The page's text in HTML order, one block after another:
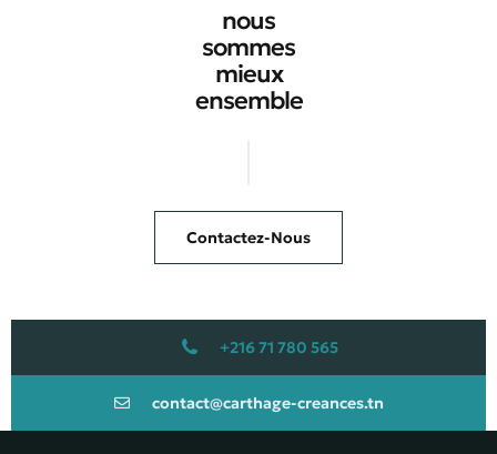
nous
sommes
mieux
ensemble
Contactez-Nous
+216 71 780 565
contact@carthage-creances.tn